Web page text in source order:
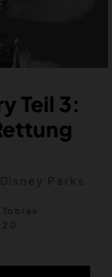
Teil 3: